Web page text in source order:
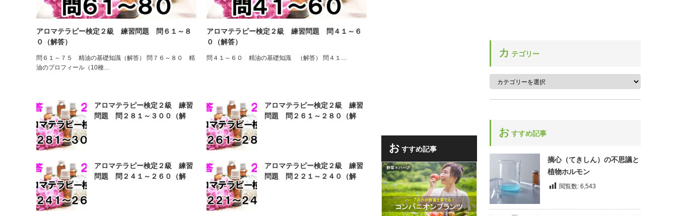
アロマテラピー検定２級 練習問題 問６１～８
０（解答）
問６１～７５ 精油の基礎知識（解答） 問７６～８０ 精
油のプロフィール（10種…
アロマテラピー検定２級 練習問題 問４１～６
０（解答）
問４１～６０ 精油の基礎知識 （解答） 問４１…
アロマテラピー検定２級 練習
問題 問２８１～３００（解
アロマテラピー検定２級 練習
問題 問２６１～２８０（解
アロマテラピー検定２級 練習
問題 問２４１～２６０（解
アロマテラピー検定２級 練習
問題 問２２１～２４０（解
お すすめ記事
セントジョーンズワート
ソレル
ボリジ
ルバーブ
レモングラス
レモンバーベナ
ローズ
ローリエ
ロケット
カ テゴリー
お すすめ記事
摘心（てきしん）の不思議と
植物ホルモン
閲覧数: 6,543